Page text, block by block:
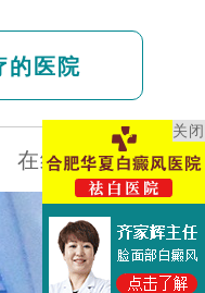
的医院
在线问诊
关闭